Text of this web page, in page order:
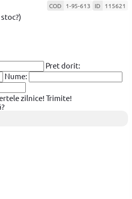
COD 1-95-613 ID 115621
Pret dorit:
Nume:
zilnice! Trimite!